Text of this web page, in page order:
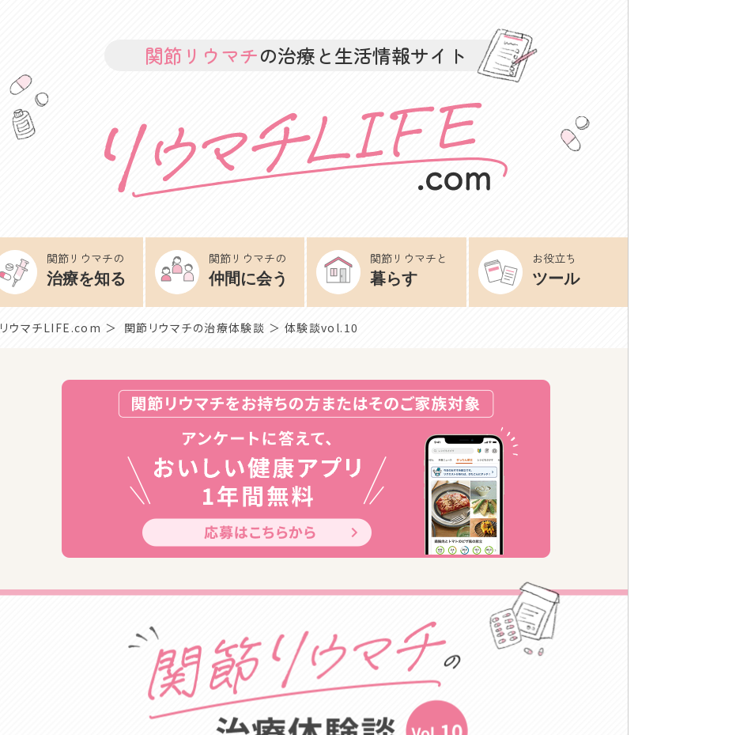
関節リウマチの治療と生活情報サイト
関節リウマチの
治療を知る
関節リウマチの
仲間に会う
関節リウマチと
暮らす
お役立ち
ツール
リウマチLIFE.com ＞ 関節リウマチの治療体験談 ＞ 体験談vol.10